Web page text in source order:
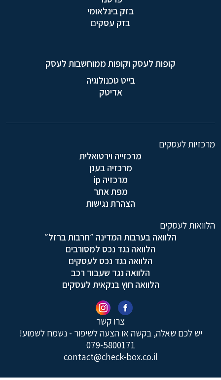
בזק בינלאומי
בזק עסקים
קופות לעסק וקופות ממוחשבות לעסק
בייט טכנולוגיה
אדיטק
צרו קשר
יש לכם שאלה, בקשה או הצעה לשיפור - נשמח לשמוע!
079-5800171
contact@check-box.co.il
מרכזיות לעסקים
מרכזייה וירטואלית
מרכזיה בענן
מרכזיה ip
מפת אתר
הצהרת נגישות
הלוואות לעסקים
הלוואה בערבות המדינה ״חרבות ברזל״
הלוואה נגד נכס למסורבים
הלוואה נגד נכס לעסקים
הלוואה נגד שעבוד רכב
הלוואה חוץ בנקאית לעסקים